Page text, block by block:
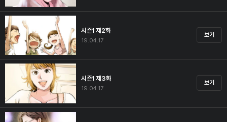
시즌1 제2화
19.04.17
보기
시즌1 제3화
19.04.17
보기